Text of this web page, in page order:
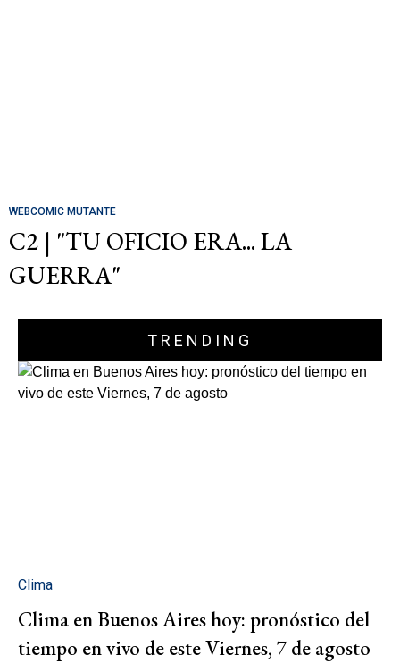
WEBCOMIC MUTANTE
C2 | "TU OFICIO ERA... LA
GUERRA"
TRENDING
Clima
Clima en Buenos Aires hoy: pronóstico del
tiempo en vivo de este Viernes, 7 de agosto